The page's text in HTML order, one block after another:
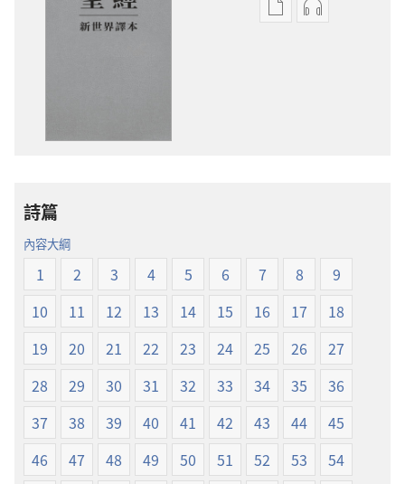
電
新
界
譯
錄
譯
詩篇
內容大綱
1 2 3 4 5 6 7 8
9
10
11 12 13 14 15 16 17
18
19
20 21 22 23 24 25 26
27
28
29 30 31 32 33 34 35
36
37
38 39 40 41 42 43 44
45
46
47 48 49 50 51 52 53
54